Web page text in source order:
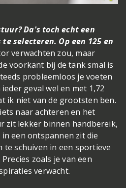
Da's toch echt een
selecteren. Op een 125 en
verwachten zou, maar
voorkant bij de tank smal is
probleemloos je voeten
geval wel en met 1,72
ik niet van de grootsten ben.
naar achteren en het
zit lekker binnen handbereik,
een ontspannen zit die
te schuiven in een sportieve
zoals je van een
verwacht.